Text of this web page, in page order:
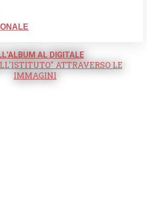
AL DIGITALE
ATTRAVERSO LE
IMMAGINI